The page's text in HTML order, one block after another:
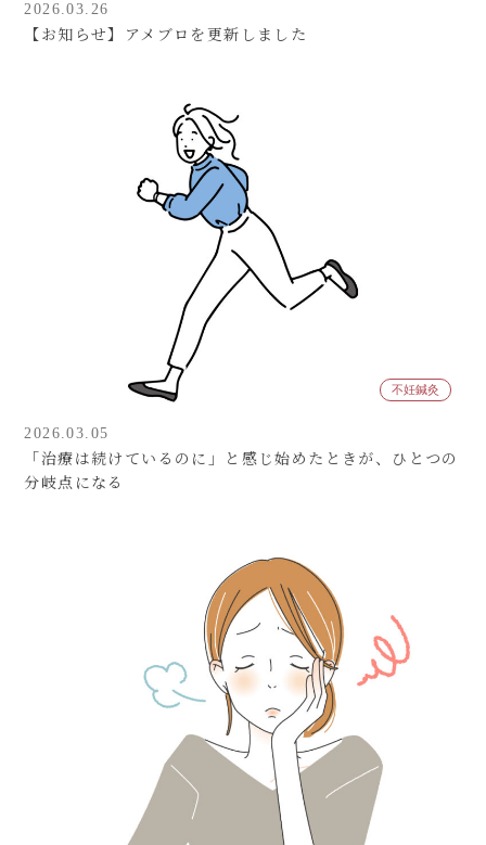
2026.03.26
【お知らせ】アメブロを更新しました
2026.03.05
「治療は続けているのに」と感じ始めたときが、ひとつの
分岐点になる
不妊鍼灸